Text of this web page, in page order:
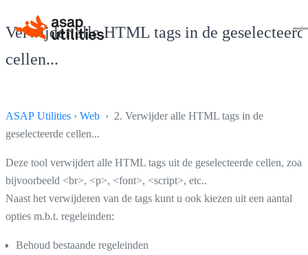
Verwijder alle HTML tags in de
cellen...
ASAP Utilities › Web › 2. Verwijder alle HTML tags in de
geselecteerde cellen...
Deze tool verwijdert alle HTML tags uit de geselecteerde cellen, zoals
bijvoorbeeld <br>, <p>, <font>, <script>, etc..
Naast het verwijderen van de tags kunt u ook kiezen uit een aantal
opties m.b.t. regeleinden:
Behoud bestaande regeleinden